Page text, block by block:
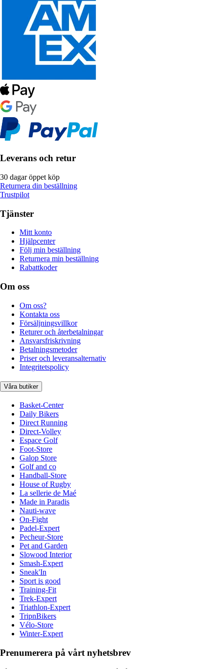
Leverans och retur
30 dagar öppet köp
Returnera din beställning
Trustpilot
Tjänster
Mitt konto
Hjälpcenter
Följ min beställning
Returnera min beställning
Rabattkoder
Om oss
Om oss?
Kontakta oss
Försäljningsvillkor
Returer och återbetalningar
Ansvarsfriskrivning
Betalningsmetoder
Priser och leveransalternativ
Integritetspolicy
Våra butiker
Basket-Center
Daily Bikers
Direct Running
Direct-Volley
Espace Golf
Foot-Store
Galop Store
Golf and co
Handball-Store
House of Rugby
La sellerie de Maé
Made in Paradis
Nauti-wave
On-Fight
Padel-Expert
Pecheur-Store
Pet and Garden
Slowood Interior
Smash-Expert
Sneak'In
Sport is good
Training-Fit
Trek-Expert
Triathlon-Expert
TripnBikers
Vélo-Store
Winter-Expert
Prenumerera på vårt nyhetsbrev